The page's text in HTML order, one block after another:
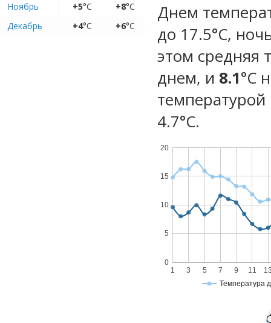
Ноябрь
+5°C +8°C
Декабрь
+4°C +6°C
Днем
до 17.5°C,
этом средняя
днем, и 8.1°C
температурой
4.7°С.
Температура
1 3 5 7 9 11
0
5
10
15
20